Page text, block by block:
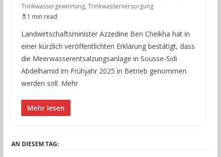
Trinkwassergewinnung, Trinkwasserversorgung
1 min read
Landwirtschaftsminister Azzedine Ben Cheikha hat in
einer kürzlich veröffentlichten Erklärung bestätigt, dass
die Meerwasserentsalzungsanlage in Sousse-Sidi
Abdelhamid im Frühjahr 2025 in Betrieb genommen
werden soll. Mehr
Mehr lesen
AN DIESEM TAG: